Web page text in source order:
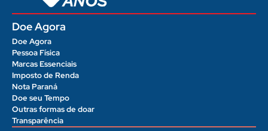
Doe Agora
Doe Agora
Pessoa Física
Marcas Essenciais
Imposto de Renda
Nota Paraná
Doe seu Tempo
Outras formas de doar
Transparência